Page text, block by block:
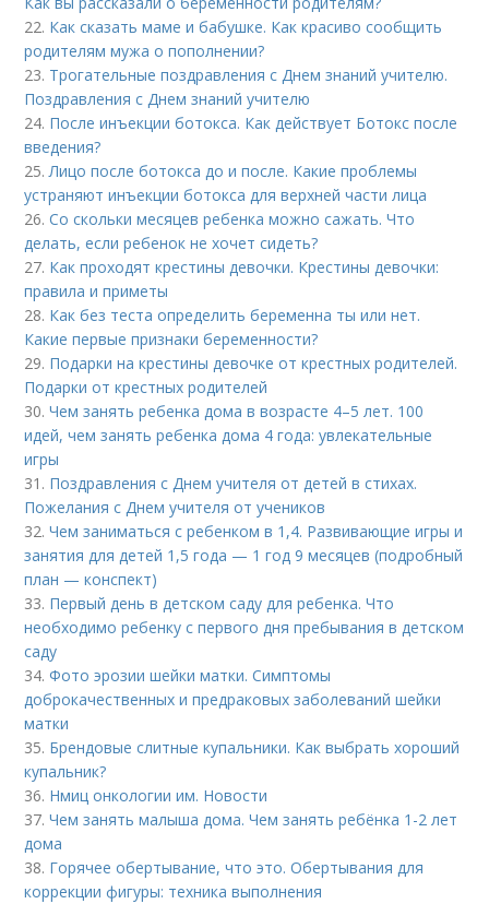
22. Как сказать маме и бабушке. Как красиво сообщить
родителям мужа о пополнении?
23. Трогательные поздравления с Днем знаний учителю.
Поздравления с Днем знаний учителю
24. После инъекции ботокса. Как действует Ботокс после
введения?
25.Лицо после ботокса до и после. Какие проблемы
устраняют инъекции ботокса для верхней части лица
26.Со скольки месяцев ребенка можно сажать. Что
делать, если ребенок не хочет сидеть?
27. Как проходят крестины девочки. Крестины девочки:
правила и приметы
28. Как без теста определить беременна ты или нет.
Какие первые признаки беременности?
29. Подарки на крестины девочке от крестных родителей.
Подарки от крестных родителей
30.Чем занять ребенка дома в возрасте 4–5 лет. 100
идей, чем занять ребенка дома 4 года: увлекательные
игры
31. Поздравления с Днем учителя от детей в стихах.
Пожелания с Днем учителя от учеников
32.Чем заниматься с ребенком в 1,4. Развивающие игры и
занятия для детей 1,5 года — 1 год 9 месяцев (подробный
план — конспект)
33. Первый день в детском саду для ребенка. Что
необходимо ребенку с первого дня пребывания в детском
саду
34.Фото эрозии шейки матки. Симптомы
доброкачественных и предраковых заболеваний шейки
матки
35. Брендовые слитные купальники. Как выбрать хороший
купальник?
36. Нмиц онкологии им. Новости
37.Чем занять малыша дома. Чем занять ребёнка 1-2 лет
дома
38. Горячее обертывание, что это. Обертывания для
коррекции фигуры: техника выполнения